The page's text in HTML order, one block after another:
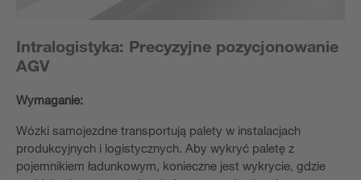
Intralogistyka: Precyzyjne pozycjonowanie
AGV
Wymaganie:
Wózki samojezdne transportują palety w instalacjach
produkcyjnych i logistycznych. Aby wykryć paletę z
pojemnikiem ładunkowym, konieczne jest wykrycie, gdzie